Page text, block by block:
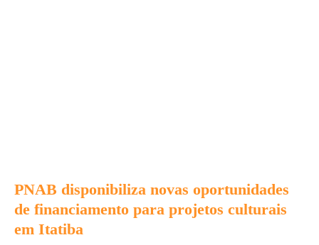
PNAB disponibiliza novas oportunidades
de financiamento para projetos culturais
em Itatiba